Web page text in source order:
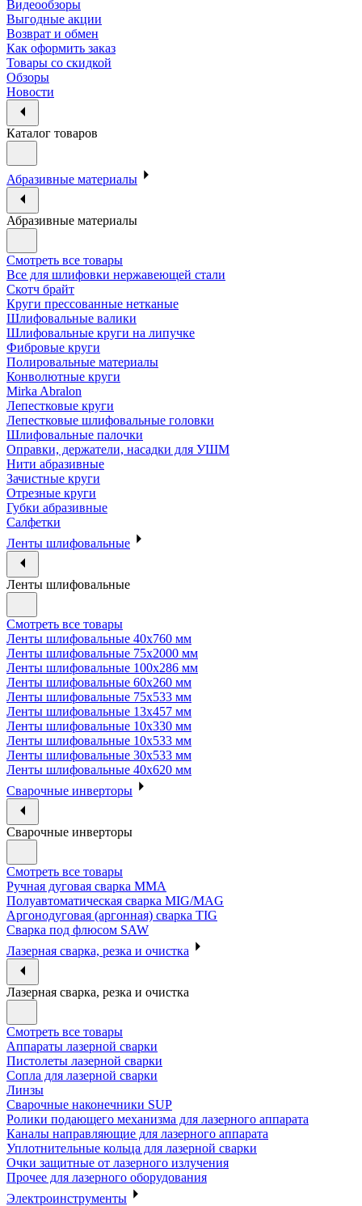
Видеообзоры
Выгодные акции
Возврат и обмен
Как оформить заказ
Товары со скидкой
Обзоры
Новости
Каталог товаров
Абразивные материалы
Абразивные материалы
Смотреть все товары
Все для шлифовки нержавеющей стали
Скотч брайт
Круги прессованные нетканые
Шлифовальные валики
Шлифовальные круги на липучке
Фибровые круги
Полировальные материалы
Конволютные круги
Mirka Abralon
Лепестковые круги
Лепестковые шлифовальные головки
Шлифовальные палочки
Оправки, держатели, насадки для УШМ
Нити абразивные
Зачистные круги
Отрезные круги
Губки абразивные
Салфетки
Ленты шлифовальные
Ленты шлифовальные
Смотреть все товары
Ленты шлифовальные 40х760 мм
Ленты шлифовальные 75х2000 мм
Ленты шлифовальные 100х286 мм
Ленты шлифовальные 60х260 мм
Ленты шлифовальные 75х533 мм
Ленты шлифовальные 13х457 мм
Ленты шлифовальные 10х330 мм
Ленты шлифовальные 10х533 мм
Ленты шлифовальные 30х533 мм
Ленты шлифовальные 40х620 мм
Сварочные инверторы
Сварочные инверторы
Смотреть все товары
Ручная дуговая сварка MMA
Полуавтоматическая сварка MIG/MAG
Аргонодуговая (аргонная) сварка TIG
Сварка под флюсом SAW
Лазерная сварка, резка и очистка
Лазерная сварка, резка и очистка
Смотреть все товары
Аппараты лазерной сварки
Пистолеты лазерной сварки
Сопла для лазерной сварки
Линзы
Сварочные наконечники SUP
Ролики подающего механизма для лазерного аппарата
Каналы направляющие для лазерного аппарата
Уплотнительные кольца для лазерной сварки
Очки защитные от лазерного излучения
Прочее для лазерного оборудования
Электроинструменты